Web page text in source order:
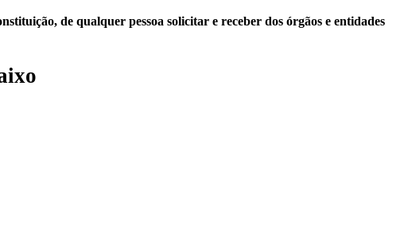
de qualquer pessoa solicitar e receber dos órgãos e entidades